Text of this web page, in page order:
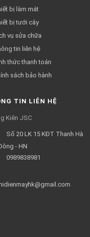
bị làm mát
bị tưới cây
vụ sửa chữa
tin liên hệ
thức thanh toán
sách bảo hành
TIN LIÊN HỆ
Kiên JSC
Số 20 LK 15 KĐT Thanh Hà
- HN
0989838981